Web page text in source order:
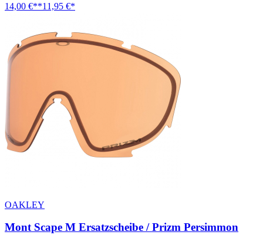
14,00 €**11,95 €*
OAKLEY
Mont Scape M Ersatzscheibe / Prizm Persimmon